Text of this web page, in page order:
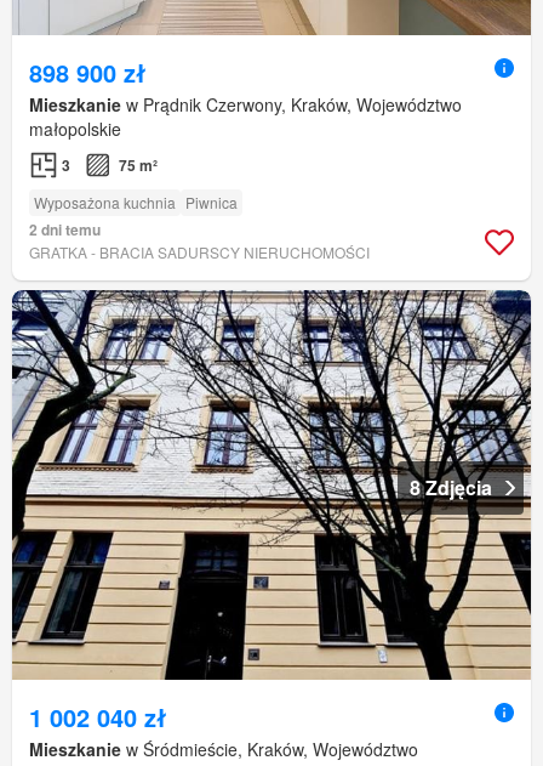
898 900 zł
Mieszkanie w Prądnik Czerwony, Kraków, Województwo
małopolskie
3 75 m²
Wyposażona kuchnia Piwnica
2 dni temu
GRATKA - BRACIA SADURSCY NIERUCHOMOŚCI
8 Zdjęcia
1 002 040 zł
Mieszkanie w Śródmieście, Kraków, Województwo